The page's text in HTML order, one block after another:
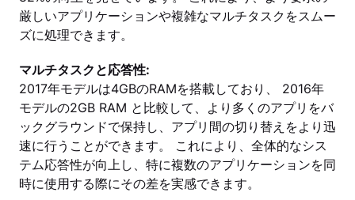
厳しいアプリケーションや複雑なマルチタスクをスムー
ズに処理できます。
マルチタスクと応答性:
2017年モデルは4GBのRAMを搭載しており、 2016年
モデルの2GB RAM と比較して、より多くのアプリをバ
ックグラウンドで保持し、アプリ間の切り替えをより迅
速に行うことができます。 これにより、全体的なシス
テム応答性が向上し、特に複数のアプリケーションを同
時に使用する際にその差を実感できます。